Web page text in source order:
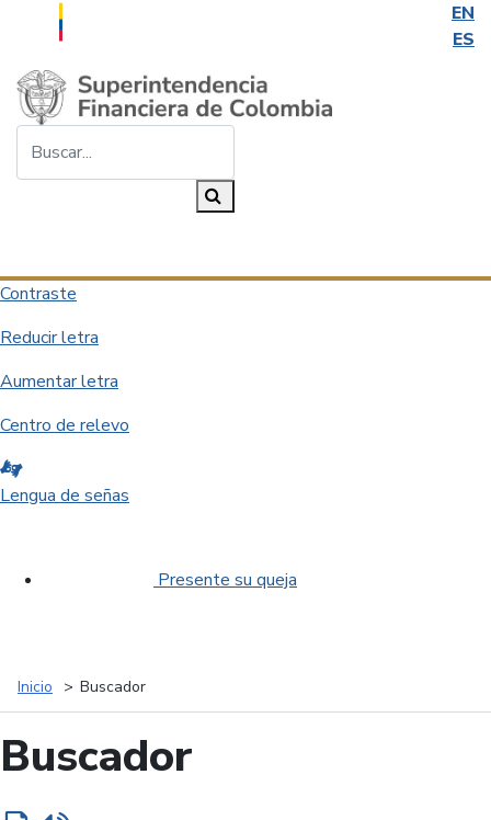
EN
ES
Saltar al contenido principal
Contraste
Reducir letra
Aumentar letra
Centro de relevo
Lengua de señas
Presente su queja
Inicio Buscador
Buscador